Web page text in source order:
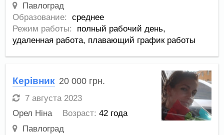
Павлоград
Образование:
среднее
Режим работы:
полный рабочий день,
удаленная работа, плавающий график работы
Керівник 20 000 грн.
7 августа 2023
Орел Ніна
Возраст: 42 года
Павлоград